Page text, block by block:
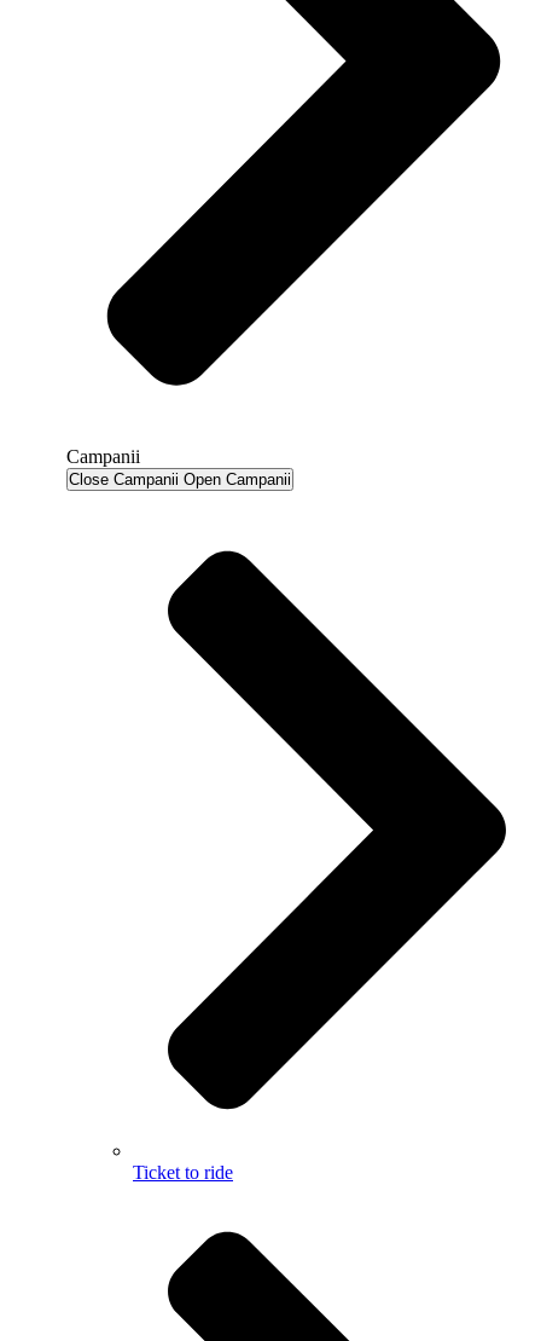
Campanii
Close Campanii Open Campanii
Ticket to ride